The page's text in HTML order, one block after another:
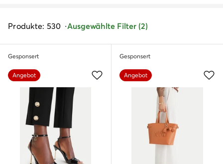
Produkte: 530 Ausgewählte Filter (2)
Gesponsert
Angebot
Gesponsert
Angebot